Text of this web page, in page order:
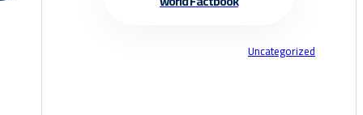
Uncategorized